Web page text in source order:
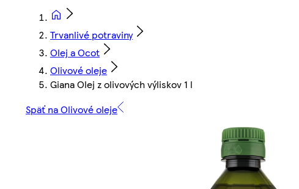
Trvanlivé potraviny
Olej a Ocot
Olivové oleje
Giana Olej z olivových výliskov 1 l
Späť na Olivové oleje